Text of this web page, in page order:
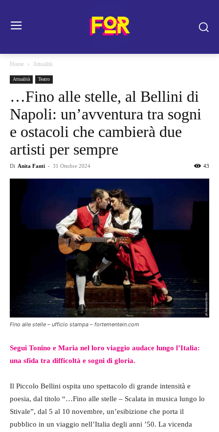
Home Attualità
Attualità Teatro
…Fino alle stelle, al Bellini di
Napoli: un’avventura tra sogni
e ostacoli che cambierà due
artisti per sempre
Di Anita Fanti - 31 Ottobre 2024 43
Fino alle stelle – ufficio stampa – fortementein.com
Segui Tonino e Maria nel loro viaggio audace lungo l’Italia:
una sfida tra difficoltà e sogni di gloria.
Il Piccolo Bellini ospita uno spettacolo di grande intensità e
poesia, dal titolo “…Fino alle stelle – Scalata in musica lungo lo
Stivale”, dal 5 al 10 novembre, un’esibizione che porta il
pubblico in un viaggio nell’Italia degli anni ’50. La vicenda